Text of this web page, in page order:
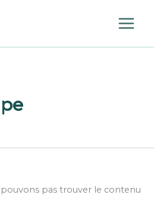
pas trouver le contenu